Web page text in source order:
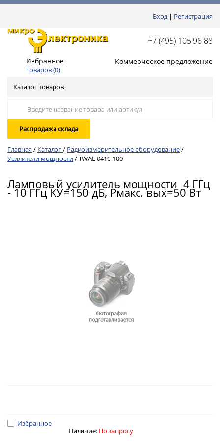
Вход| Регистрация
+7 (495) 105 96 88
Избранное
Товаров (0)
Коммерческое предложение
Каталог товаров
Распродажа склада
Главная / Каталог/ Радиоизмерительное оборудование/
Усилители мощности/TWAL 0410-100
Ламповый усилитель мощности 4 ГГц
- 10 ГГц КУ=150 дБ, Pмакс. вых=50 Вт
Избранное
Наличие: По запросу